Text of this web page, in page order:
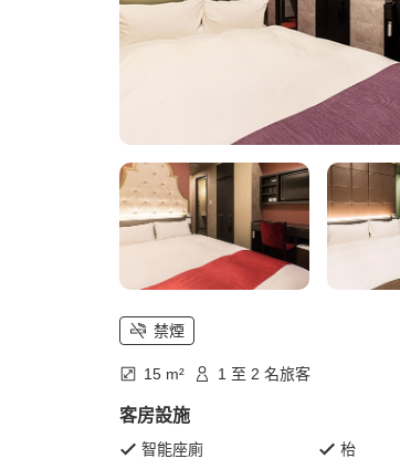
禁煙
15 m² 1 至 2 名旅客
客房設施
智能座廁 枱